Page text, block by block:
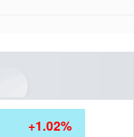
+1.02%